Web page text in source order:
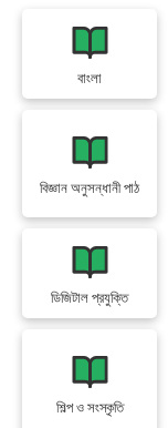
বাংলা
বিজ্ঞান অনুসন্ধানী পাঠ
ডিজিটাল প্রযুক্তি
শিল্প ও সংস্কৃতি